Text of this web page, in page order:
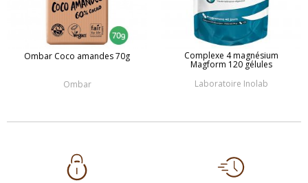
Ombar Coco amandes 70g
Ombar
Complexe 4 magnésium
Magform 120 gélules
Laboratoire Inolab